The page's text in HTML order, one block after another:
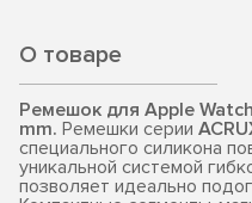
О товаре
Ремешок для Apple
mm. Ремешки серии
специального силикона
уникальной системой
позволяет идеально